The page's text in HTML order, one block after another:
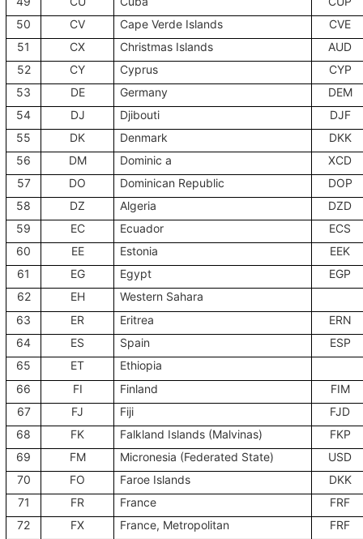
50
CV Cape Verde Islands
CVE
51
CX Christmas Islands
AUD
52
CY Cyprus
CYP
53
DE Germany
DEM
54
DJ Djibouti
DJF
55
DK Denmark
DKK
56
DM Dominic a
XCD
57
DO Dominican Republic
DOP
58
DZ Algeria
DZD
59
EC Ecuador
ECS
60
EE Estonia
EEK
61
EG Egypt
EGP
62
EH
Western Sahara
63
ER Eritrea
ERN
64
ES Spain
ESP
65
ET
Ethiopia
66
FI Finland
FIM
67
FJ Fiji
FJD
68
FK Falkland Islands (Malvinas)
FKP
69
FM Micronesia (Federated State)
USD
70
FO Faroe Islands
DKK
71
FR France
FRF
72
FX France, Metropolitan
FRF